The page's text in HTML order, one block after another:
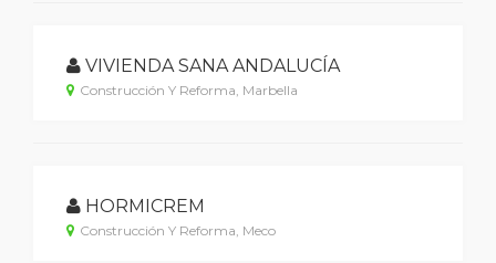
VIVIENDA SANA ANDALUCÍA
Construcción Y Reforma, Marbella
HORMICREM
Construcción Y Reforma, Meco